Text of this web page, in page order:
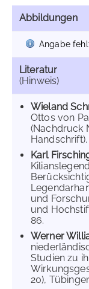
Abbildungen
Angabe
Literatur
(Hinweis)
Wieland
Ottos von
(Nachdruck
Handschrift).
Karl
und
und
86.
Werner
Studien zu
20),